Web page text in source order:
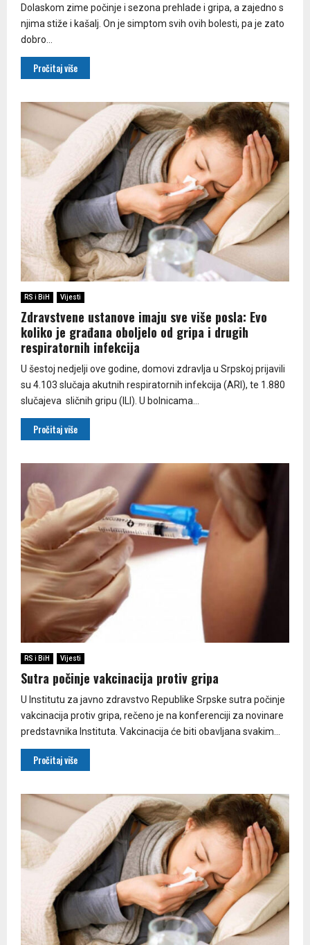
Dolaskom zime počinje i sezona prehlade i gripa, a zajedno s
njima stiže i kašalj. On je simptom svih ovih bolesti, pa je zato
dobro...
Pročitaj više
RS i BiH Vijesti
Zdravstvene ustanove imaju sve više posla: Evo
koliko je građana oboljelo od gripa i drugih
respiratornih infekcija
U šestoj nedjelji ove godine, domovi zdravlja u Srpskoj prijavili
su 4.103 slučaja akutnih respiratornih infekcija (ARI), te 1.880
slučajeva sličnih gripu (ILI). U bolnicama...
Pročitaj više
RS i BiH Vijesti
Sutra počinje vakcinacija protiv gripa
U Institutu za javno zdravstvo Republike Srpske sutra počinje
vakcinacija protiv gripa, rečeno je na konferenciji za novinare
predstavnika Instituta. Vakcinacija će biti obavljana svakim...
Pročitaj više